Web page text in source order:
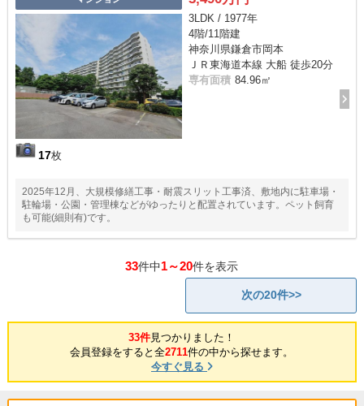
17枚
3LDK / 1977年
4階/11階建
神奈川県鎌倉市岡本
ＪＲ東海道本線 大船 徒歩20分
専有面積 84.96㎡
2025年12月、大規模修繕工事・耐震スリット工事済、敷地内に駐車場・
駐輪場・公園・管理棟などがゆったりと配置されています。ペット飼育
も可能(細則有)です。
33件中1～20件を表示
次の20件>>
33件見つかりました！
会員登録をすると全2711件の中から探せます。
今すぐ見る